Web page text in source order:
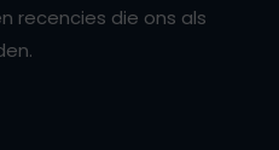
recencies die ons als